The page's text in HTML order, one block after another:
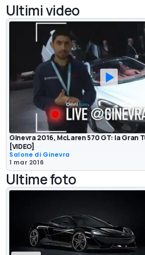
Ultimi video
Ginevra 2016, McLaren 570 GT: la Gran
[VIDEO]
Salone di Ginevra
1 mar 2016
Ultime foto